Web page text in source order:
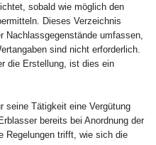
sobald wie möglich den
Dieses Verzeichnis
Nachlassgegenstände umfassen,
sind nicht erforderlich.
die Erstellung, ist dies ein
seine Tätigkeit eine Vergütung
bereits bei Anordnung der
Regelungen trifft, wie sich die